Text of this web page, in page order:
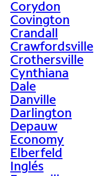
Corydon
Covington
Crandall
Crawfordsville
Crothersville
Cynthiana
Dale
Danville
Darlington
Depauw
Economy
Elberfeld
Inglés